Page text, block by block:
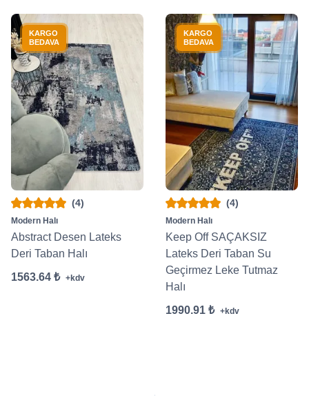
KARGO
BEDAVA
(4)
Modern Halı
Abstract Desen Lateks
Deri Taban Halı
1563.64 ₺ +kdv
KARGO
BEDAVA
(4)
Modern Halı
Keep Off SAÇAKSIZ
Lateks Deri Taban Su
Geçirmez Leke Tutmaz
Halı
1990.91 ₺ +kdv